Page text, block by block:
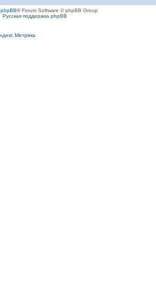
phpBB® Forum Software © phpBB Group
Русская поддержка phpBB